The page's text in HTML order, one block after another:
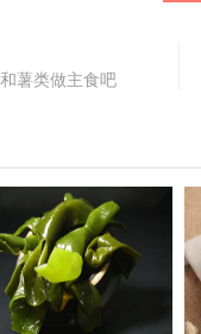
薯类做主食吧